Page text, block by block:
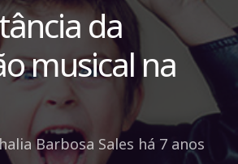
da
musical na
Barbosa Sales há 7 anos